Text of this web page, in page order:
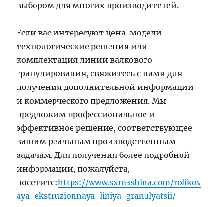
выбором для многих производителей.
Если вас интересуют цена, модели,
технологические решения или
комплектация линии валкового
гранулирования, свяжитесь с нами для
получения дополнительной информации
и коммерческого предложения. Мы
предложим профессиональное и
эффективное решение, соответствующее
вашим реальным производственным
задачам. Для получения более подробной
информации, пожалуйста,
посетите:https://www.sxmashina.com/rolikov
aya-ekstruzionnaya-liniya-granulyatsii/